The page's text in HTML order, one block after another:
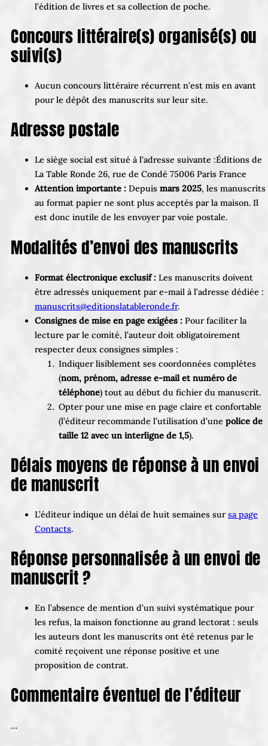
l’édition de livres et sa collection de poche.
Concours littéraire(s) organisé(s) ou
suivi(s)
Aucun concours littéraire récurrent n’est mis en avant
pour le dépôt des manuscrits sur leur site.
Adresse postale
Le siège social est situé à l’adresse suivante :Éditions de
La Table Ronde 26, rue de Condé 75006 Paris France
Attention importante : Depuis mars 2025, les manuscrits
au format papier ne sont plus acceptés par la maison. Il
est donc inutile de les envoyer par voie postale.
Modalités d’envoi des manuscrits
Format électronique exclusif : Les manuscrits doivent
être adressés uniquement par e-mail à l’adresse dédiée :
manuscrits@editionslatableronde.fr.
Consignes de mise en page exigées : Pour faciliter la
lecture par le comité, l’auteur doit obligatoirement
respecter deux consignes simples :
Indiquer lisiblement ses coordonnées complètes
(nom, prénom, adresse e-mail et numéro de
téléphone) tout au début du fichier du manuscrit.
Opter pour une mise en page claire et confortable
(l’éditeur recommande l’utilisation d’une police de
taille 12 avec un interligne de 1,5).
Délais moyens de réponse à un envoi
de manuscrit
L’éditeur indique un délai de huit semaines sursa page
Contacts.
Réponse personnalisée à un envoi de
manuscrit ?
En l’absence de mention d’un suivi systématique pour
les refus, la maison fonctionne au grand lectorat : seuls
les auteurs dont les manuscrits ont été retenus par le
comité reçoivent une réponse positive et une
proposition de contrat.
Commentaire éventuel de l’éditeur
…